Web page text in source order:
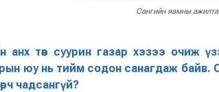
Сангийн яамны
анх төв суурин газар хэзээ очиж
юу нь тийм содон санагдаж байв.
чадсангүй?